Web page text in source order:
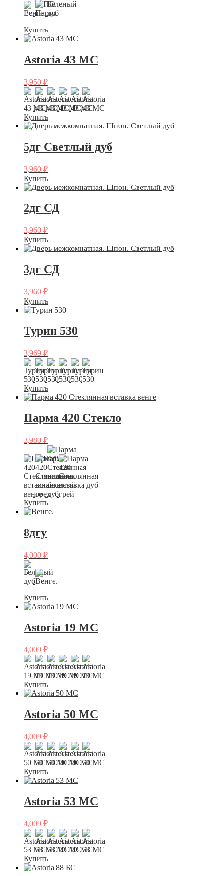
Купить
Astoria 43 МС
3,950 ₽
Купить
5дг Светлый дуб
3,960 ₽
Купить
2дг СД
3,960 ₽
Купить
3дг СД
3,960 ₽
Купить
Турин 530
3,969 ₽
Купить
Парма 420 Стекло
3,980 ₽
Купить
8дгу
4,000 ₽
Купить
Astoria 19 МС
4,009 ₽
Купить
Astoria 50 МС
4,009 ₽
Купить
Astoria 53 МС
4,009 ₽
Купить